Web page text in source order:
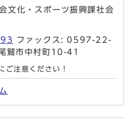
文化・スポーツ振興課社会
ファックス: 0597-22-
市中村町10-41
ご注意ください！